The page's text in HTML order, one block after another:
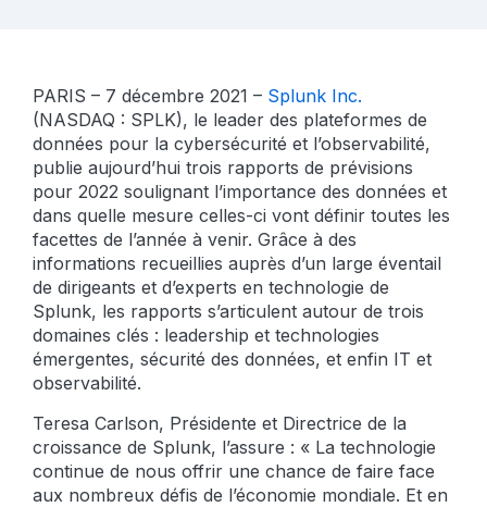
PARIS – 7 décembre 2021 – Splunk Inc.
(NASDAQ : SPLK), le leader des plateformes de
données pour la cybersécurité et l’observabilité,
publie aujourd’hui trois rapports de prévisions
pour 2022 soulignant l’importance des données et
dans quelle mesure celles-ci vont définir toutes les
facettes de l’année à venir. Grâce à des
informations recueillies auprès d’un large éventail
de dirigeants et d’experts en technologie de
Splunk, les rapports s’articulent autour de trois
domaines clés : leadership et technologies
émergentes, sécurité des données, et enfin IT et
observabilité.
Teresa Carlson, Présidente et Directrice de la
croissance de Splunk, l’assure : « La technologie
continue de nous offrir une chance de faire face
aux nombreux défis de l’économie mondiale. Et en